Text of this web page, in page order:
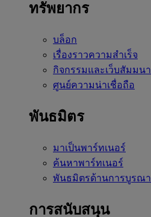
ทรัพยากร
บล็อก
เรื่องราวความสำเร็จ
กิจกรรมและเว็บสัมมนา
ศูนย์ความน่าเชื่อถือ
พันธมิตร
มาเป็นพาร์ทเนอร์
ค้นหาพาร์ทเนอร์
พันธมิตรด้านการบูรณ
การสนับสนุน